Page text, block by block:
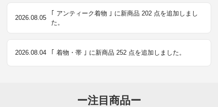
2026.08.05
｢ アンティーク着物 ｣ に新商品 202 点を追加しまし
た。
2026.08.04 ｢ 着物・帯 ｣ に新商品 252 点を追加しました。
ー注目商品ー